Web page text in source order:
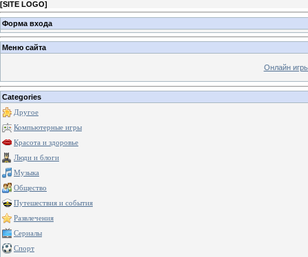
[SITE LOGO]
Форма входа
Меню сайта
Онлайн
Categories
Другое
Компьютерные игры
Красота и здоровье
Люди и блоги
Музыка
Общество
Путешествия и события
Развлечения
Сериалы
Спорт